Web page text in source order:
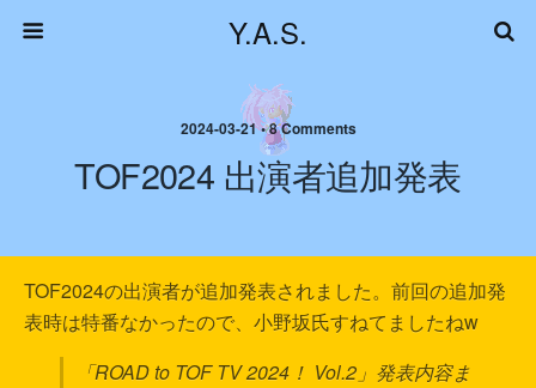
Y.A.S.
2024-03-21 • 8 Comments
TOF2024 出演者追加発表
TOF2024の出演者が追加発表されました。前回の追加発
表時は特番なかったので、小野坂氏すねてましたねw
「ROAD to TOF TV 2024！ Vol.2」発表内容ま